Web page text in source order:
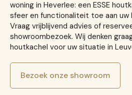
woning in Heverlee: een ESSE
sfeer en functionaliteit toe aan uw
Vraag vrijblijvend advies of
showroombezoek. Wij denken
houtkachel voor uw situatie in
Bezoek onze showroom